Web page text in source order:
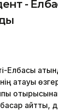
-
Елбасы
атауы
айтты,